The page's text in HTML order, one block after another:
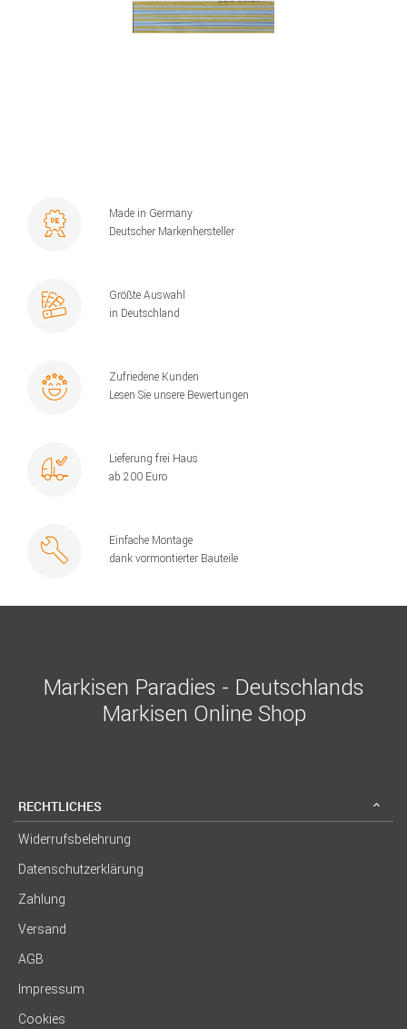
Made in Germany
Deutscher Markenhersteller
Größte Auswahl
in Deutschland
Zufriedene Kunden
Lesen Sie unsere Bewertungen
Lieferung frei Haus
ab 200 Euro
Einfache Montage
dank vormontierter Bauteile
Markisen Paradies - Deutschlands
Markisen Online Shop
RECHTLICHES
Widerrufsbelehrung
Datenschutzerklärung
Zahlung
Versand
AGB
Impressum
Cookies